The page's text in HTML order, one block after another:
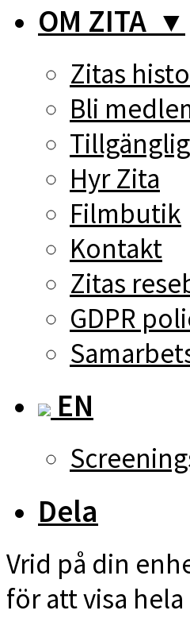
OM ZITA ▼
Zitas
Bli
Hyr Zita
Filmbutik
Kontakt
Zitas
GDPR
EN
Dela
Vrid på din
för att visa